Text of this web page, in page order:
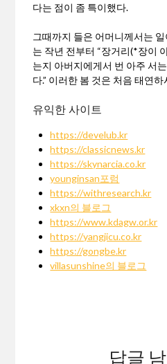
다는 점이 좀 특이했다.
그때까지 들은 어머니께서는
는 작년 전부터 “장거리(*장이
는지 아버지에게서 번 아주 서
다.” 이러한 봄 것은 처음 태연
유익한 사이트
https://develub.kr
https://classicnews.kr
https://skynarcia.co.kr
younginsan포럼
https://withresearch.kr
xkxn의 블로그
https://www.kdagw.or.kr
https://yangjicu.co.kr
https://gongbe.kr
villasunshine의 블로그
답글